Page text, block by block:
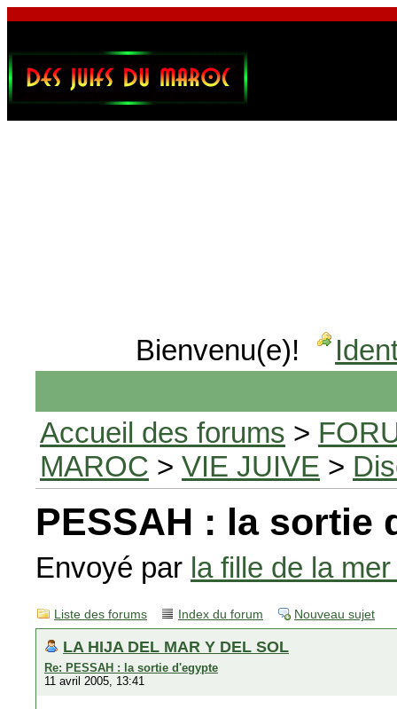
Bienvenu(e)!
Accueil des forums >
MAROC > VIE JUIVE >
PESSAH : la sortie
Envoyé par la fille de la
Liste des forums Index du forum Nouveau sujet
LA HIJA DEL MAR Y DEL SOL
Re: PESSAH : la sortie d'egypte
11 avril 2005, 13:41